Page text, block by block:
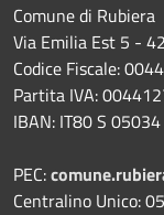
Comune di Rubiera
Via Emilia Est 5 -
Codice Fiscale:
Partita IVA:
IBAN: IT80 S
PEC:
Centralino Unico: